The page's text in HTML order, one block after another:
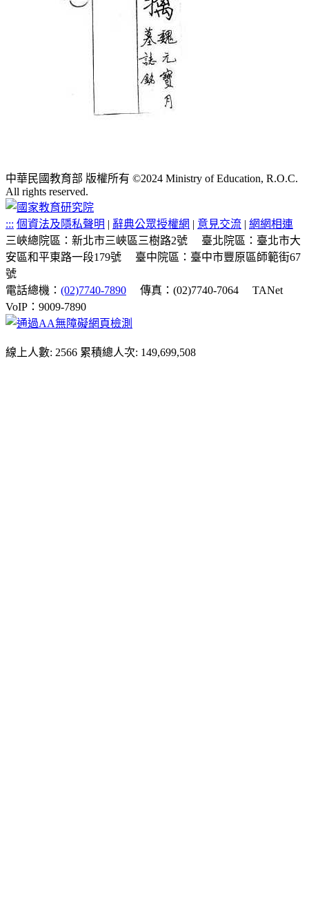
中華民國教育部 版權所有 ©2024 Ministry of Education, R.O.C.
All rights reserved.
::: 個資法及隱私聲明 | 辭典公眾授權網 | 意見交流 | 網網相連
三峽總院區：新北市三峽區三樹路2號
臺北院區：臺北市大
安區和平東路一段179號
臺中院區：臺中市豐原區師範街67
號
電話總機： (02)7740-7890 傳真：(02)7740-7064
TANet
VoIP：9009-7890
線上人數: 2566 累積總人次: 149,699,508